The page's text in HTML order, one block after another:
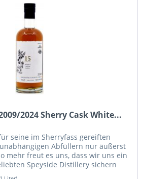
2024 Sherry Cask White...
seine im Sherryfass gereiften
Abfüllern nur äußerst
mehr freut es uns, dass wir uns ein
Speyside Distillery sichern